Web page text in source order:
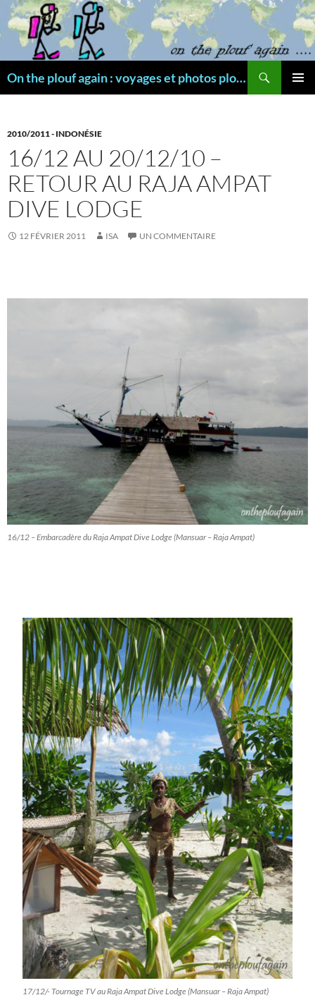
Aller
au
contenu
On the plouf again : voyages et photos plongée
2010/2011 - INDONÉSIE
16/12 AU 20/12/10 –
RETOUR AU RAJA AMPAT
DIVE LODGE
12 FÉVRIER 2011 ISA UN COMMENTAIRE
16/12 – Embarcadère du Raja Ampat Dive Lodge (Mansuar – Raja Ampat)
17/12/- Tournage TV au Raja Ampat Dive Lodge (Mansuar – Raja Ampat)